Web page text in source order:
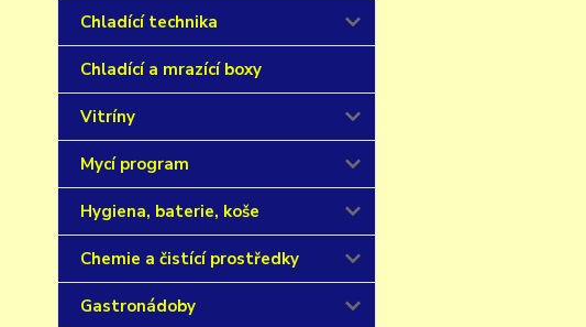
Chladící technika
Chladící a mrazící boxy
Vitríny
Mycí program
Hygiena, baterie, koše
Chemie a čistící prostředky
Gastronádoby